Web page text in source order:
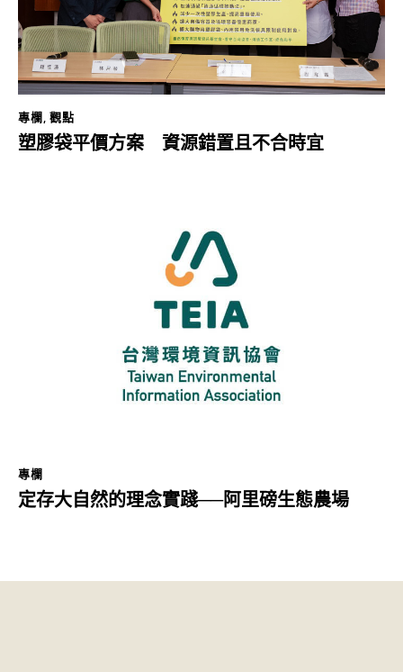
專欄,觀點
塑膠袋平價方案 資源錯置且不合時宜
專欄
定存大自然的理念實踐──阿里磅生態農場